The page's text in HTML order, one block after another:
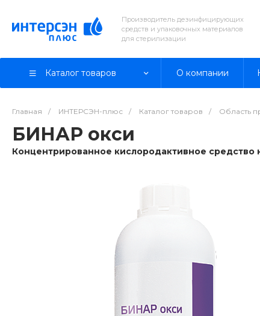
Производитель дезинфицирующих
средств и упаковочных материалов
для стерилизации
Каталог товаров О компании
Главная / ИНТЕРСЭН-плюс / Каталог товаров / Область
БИНАР окси
Концентрированное кислородактивное